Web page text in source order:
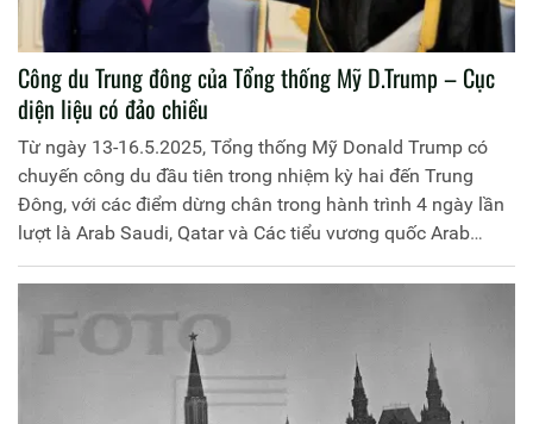
Công du Trung đông của Tổng thống Mỹ D.Trump – Cục
diện liệu có đảo chiều
Từ ngày 13-16.5.2025, Tổng thống Mỹ Donald Trump có
chuyến công du đầu tiên trong nhiệm kỳ hai đến Trung
Đông, với các điểm dừng chân trong hành trình 4 ngày lần
lượt là Arab Saudi, Qatar và Các tiểu vương quốc Arab
Thống nhất (UAE). Cũng trong chuyến thăm này, ông còn
gặp trực tiếp Tổng thống lâm thời Syria Ahmed al-Sharaa
tại Arab Saudi. Đây là lần đầu tiên lãnh đạo hai nước gặp
mặt sau ¼ thế kỷ.